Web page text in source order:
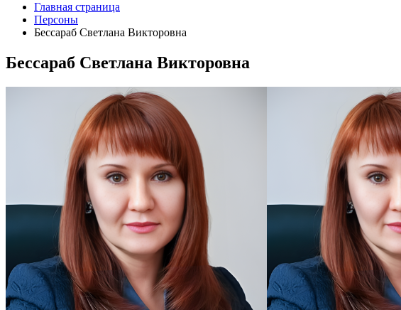
Главная страница
Персоны
Бессараб Светлана Викторовна
Бессараб Светлана Викторовна